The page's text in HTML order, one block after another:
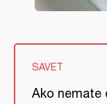
SAVET
Ako nemate